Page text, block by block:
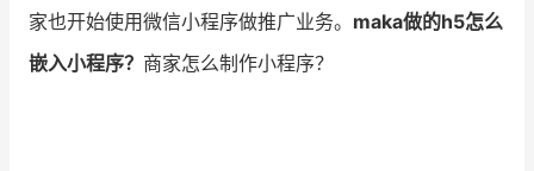
培训课程
家也开始使用微信小程序做推广业务。 maka做的h5怎么
嵌入小程序？ 商家怎么制作小程序？